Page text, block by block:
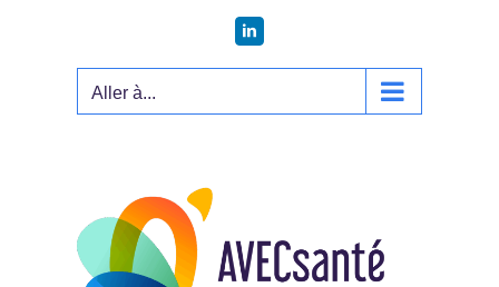
LinkedIn
Aller à...